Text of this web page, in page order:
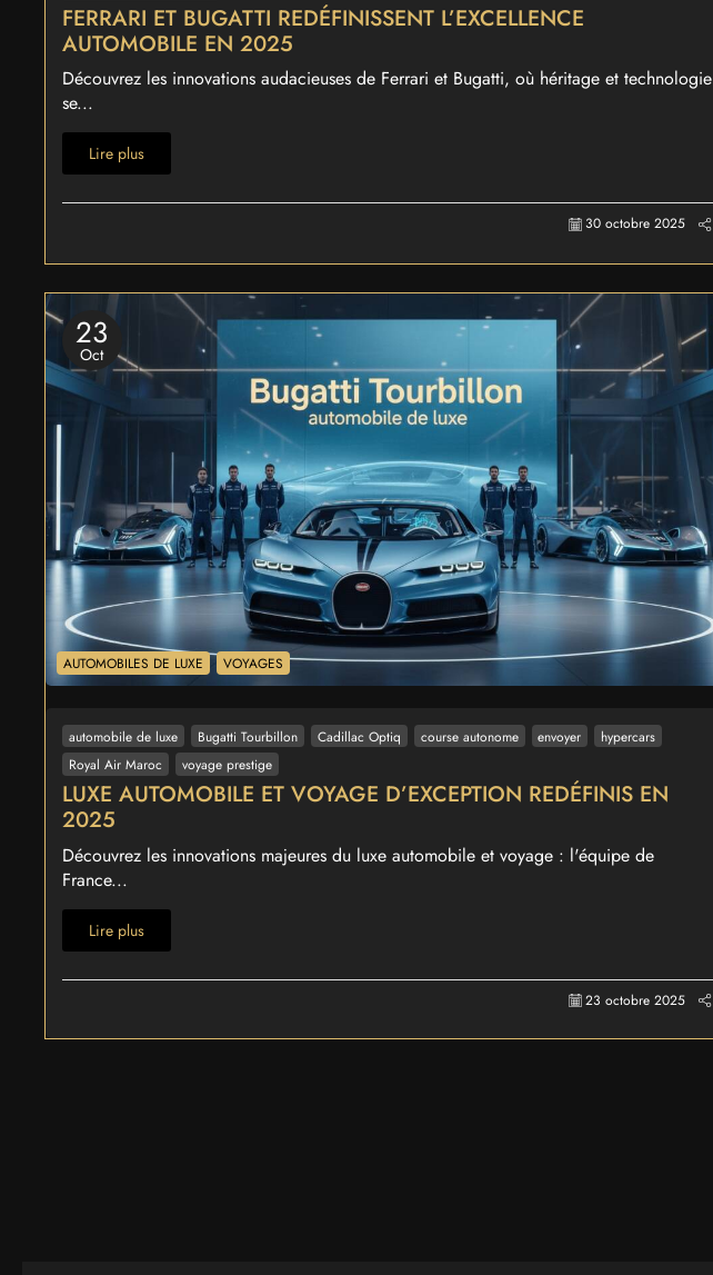
FERRARI ET BUGATTI REDÉFINISSENT L’EXCELLENCE
AUTOMOBILE EN 2025
Découvrez les innovations audacieuses de Ferrari et Bugatti, où héritage et technologie
se...
Lire plus
30 octobre 2025
23
Oct
AUTOMOBILES DE LUXE VOYAGES
automobile de luxe Bugatti Tourbillon Cadillac Optiq course autonome envoyer
hypercars
Royal Air Maroc
voyage prestige
LUXE AUTOMOBILE ET VOYAGE D’EXCEPTION REDÉFINIS EN
2025
Découvrez les innovations majeures du luxe automobile et voyage : l'équipe de
France...
Lire plus
23 octobre 2025